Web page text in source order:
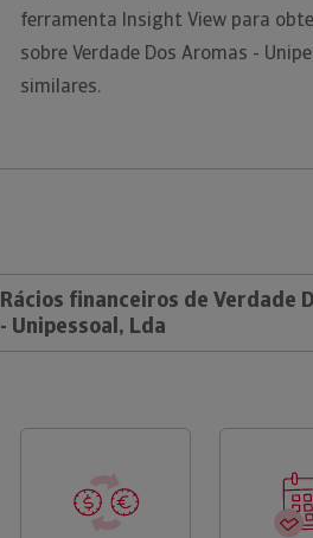
ferramenta Insight View para
sobre Verdade Dos Aromas -
similares.
Rácios financeiros de Verdade
- Unipessoal, Lda